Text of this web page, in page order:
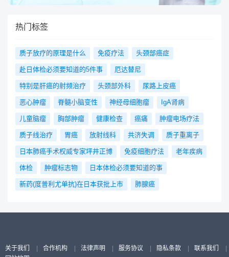
热门标签
质子放疗的原理是什么 免疫疗法 头颈部癌症
赴日体检必须要知道的5件事 厄达替尼
特别是肝癌的射频治疗 头颈部外科 尿路上皮癌
恶心肿瘤 脊髓小脑变性 神经母细胞瘤 IgA肾病
儿童脑瘤 胸部肿瘤 健康检查 癌痛 肿瘤电场疗法
质子线治疗 胃癌 放射线科 共济失调 质子重离子
日本肺癌手术权威专家坪井正博 免疫细胞疗法 老年疾病
体检 肿瘤标志物 日本体检必须要知道的事
新药(度普利尤单抗)在日本获批上市 肺腺癌
关于我们 合作机构 法律声明 服务协议 隐私条款 联系我们